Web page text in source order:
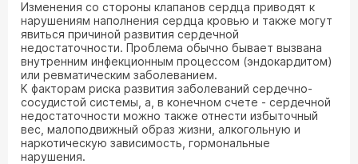
Изменения со стороны клапанов сердца приводят к
нарушениям наполнения сердца кровью и также могут
явиться причиной развития сердечной
недостаточности. Проблема обычно бывает вызвана
внутренним инфекционным процессом (эндокардитом)
или ревматическим заболеванием.
К факторам риска развития заболеваний сердечно-
сосудистой системы, а, в конечном счете - сердечной
недостаточности можно также отнести избыточный
вес, малоподвижный образ жизни, алкогольную и
наркотическую зависимость, гормональные
нарушения.